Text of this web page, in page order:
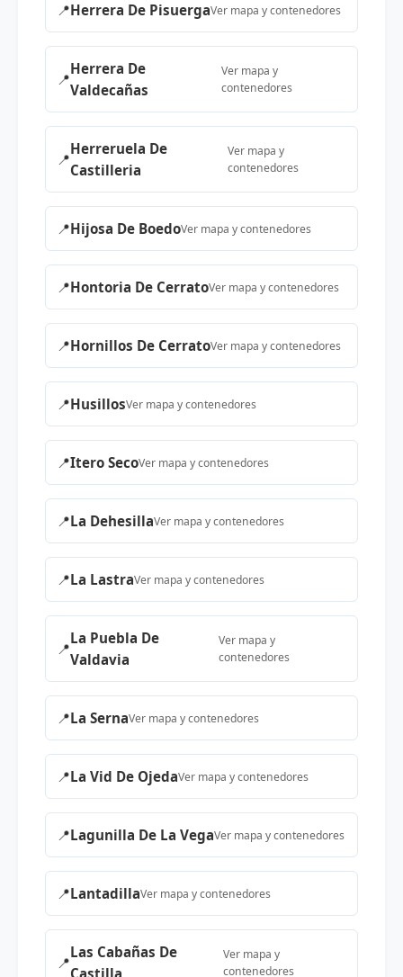
📍Herrera De PisuergaVer mapa y contenedores
📍
Herrera De
Valdecañas
Ver mapa y
contenedores
📍
Herreruela De
Castilleria
Ver mapa y
contenedores
📍Hijosa De BoedoVer mapa y contenedores
📍Hontoria De CerratoVer mapa y contenedores
📍Hornillos De CerratoVer mapa y contenedores
📍HusillosVer mapa y contenedores
📍Itero SecoVer mapa y contenedores
📍La DehesillaVer mapa y contenedores
📍La LastraVer mapa y contenedores
📍
La Puebla De
Valdavia
Ver mapa y
contenedores
📍La SernaVer mapa y contenedores
📍La Vid De OjedaVer mapa y contenedores
📍Lagunilla De La VegaVer mapa y contenedores
📍LantadillaVer mapa y contenedores
📍
Las Cabañas De
Castilla
Ver mapa y
contenedores